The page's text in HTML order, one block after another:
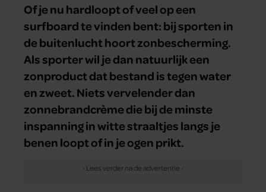
Of je nu hardloopt of veel op een
surfboard te vinden bent: bij sporten in
de buitenlucht hoort zonbescherming.
Als sporter wil je dan natuurlijk een
zonproduct dat bestand is tegen water
en zweet. Niets vervelender dan
zonnebrandcrème die bij de minste
inspanning in witte straaltjes langs je
benen loopt of in je ogen prikt.